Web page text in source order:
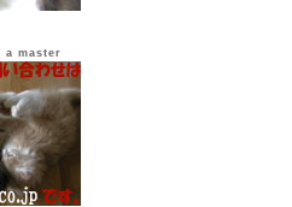
a master